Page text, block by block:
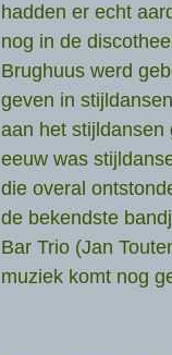
hadden er echt
nog in de
Brughuus werd
geven in
aan het stijldansen
eeuw was
die overal
de bekendste
Bar Trio (Jan
muziek komt nog